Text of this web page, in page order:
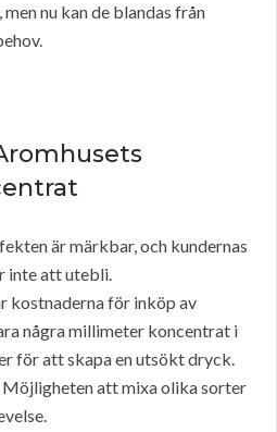
nu kan de blandas från
är märkbar, och kundernas
inte att utebli.
kostnaderna för inköp av
några millimeter koncentrat i
för att skapa en utsökt dryck.
Möjligheten att mixa olika sorter